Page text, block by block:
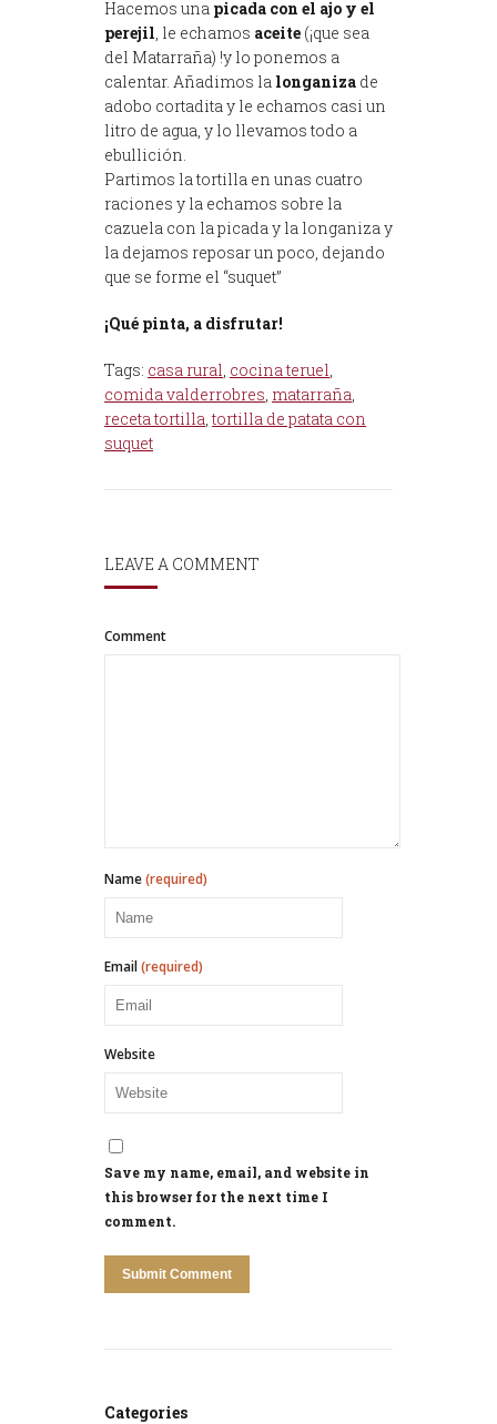
Hacemos una picada con el ajo y el
perejil, le echamos aceite (¡que sea
del Matarraña) !y lo ponemos a
calentar. Añadimos lalonganiza de
adobo cortadita y le echamos casi un
litro de agua, y lo llevamos todo a
ebullición.
Partimos la tortilla en unas cuatro
raciones y la echamos sobre la
cazuela con la picada y la longaniza y
la dejamos reposar un poco, dejando
que se forme el “suquet”
¡Qué pinta, a disfrutar!
Tags: casa rural, cocina teruel,
comida valderrobres, matarraña,
receta tortilla,tortilla de patata con
suquet
LEAVE A COMMENT
Comment
Name(required)
Email(required)
Website
Save my name, email, and website in
this browser for the next time I
comment.
Categories